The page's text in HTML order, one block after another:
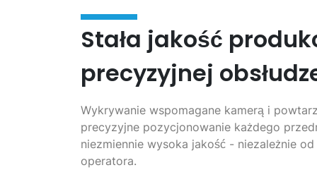
Stała jakość
precyzyjnej
Wykrywanie wspomagane kamerą i
precyzyjne pozycjonowanie każdego
niezmiennie wysoka jakość - niezależnie
operatora.